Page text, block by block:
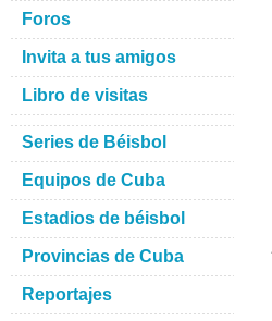
Foros
Invita a tus amigos
Libro de visitas
Series de Béisbol
Equipos de Cuba
Estadios de béisbol
Provincias de Cuba
Reportajes